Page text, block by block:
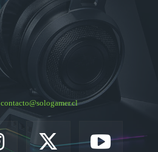
contacto@sologamer.cl